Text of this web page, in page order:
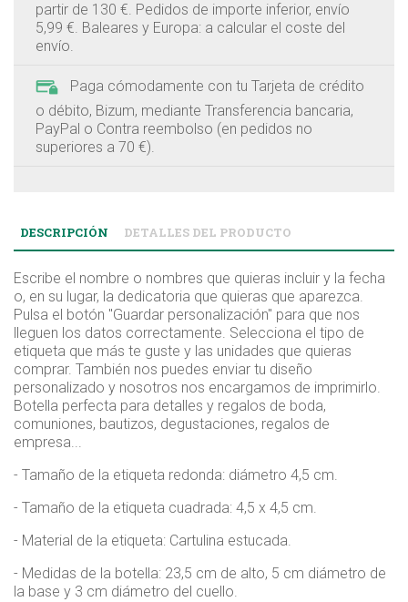
partir de 130 €. Pedidos de importe inferior, envío
5,99 €. Baleares y Europa: a calcular el coste del
envío.
Paga cómodamente con tu Tarjeta de crédito
o débito, Bizum, mediante Transferencia bancaria,
PayPal o Contra reembolso (en pedidos no
superiores a 70 €).
DESCRIPCIÓN DETALLES DEL PRODUCTO
Escribe el nombre o nombres que quieras incluir y la fecha
o, en su lugar, la dedicatoria que quieras que aparezca.
Pulsa el botón "Guardar personalización" para que nos
lleguen los datos correctamente. Selecciona el tipo de
etiqueta que más te guste y las unidades que quieras
comprar. También nos puedes enviar tu diseño
personalizado y nosotros nos encargamos de imprimirlo.
Botella perfecta para detalles y regalos de boda,
comuniones, bautizos, degustaciones, regalos de
empresa...
- Tamaño de la etiqueta redonda: diámetro 4,5 cm.
- Tamaño de la etiqueta cuadrada: 4,5 x 4,5 cm.
- Material de la etiqueta: Cartulina estucada.
- Medidas de la botella: 23,5 cm de alto, 5 cm diámetro de
la base y 3 cm diámetro del cuello.